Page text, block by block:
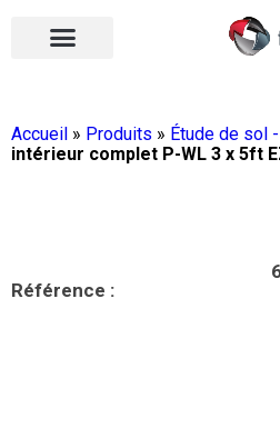
Accueil » Produits » Étude de sol
intérieur complet P-WL 3 x 5ft
Référence :